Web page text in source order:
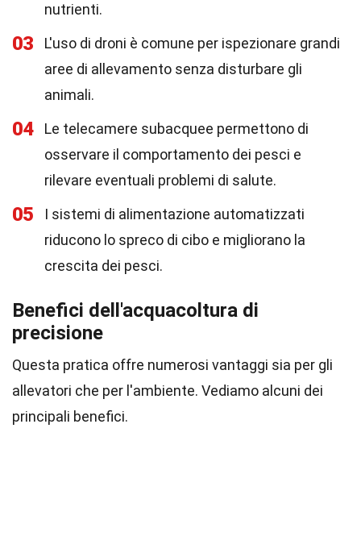
nutrienti.
03
L'uso di droni è comune per ispezionare grandi
aree di allevamento senza disturbare gli
animali.
04
Le telecamere subacquee permettono di
osservare il comportamento dei pesci e
rilevare eventuali problemi di salute.
05
I sistemi di alimentazione automatizzati
riducono lo spreco di cibo e migliorano la
crescita dei pesci.
Benefici dell'acquacoltura di
precisione
Questa pratica offre numerosi vantaggi sia per gli
allevatori che per l'ambiente. Vediamo alcuni dei
principali benefici.